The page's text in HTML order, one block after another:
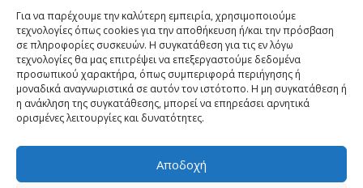
Για να παρέχουμε την καλύτερη εμπειρία, χρησιμοποιούμε
τεχνολογίες όπως cookies για την αποθήκευση ή/και την πρόσβαση
σε πληροφορίες συσκευών. Η συγκατάθεση για τις εν λόγω
τεχνολογίες θα μας επιτρέψει να επεξεργαστούμε δεδομένα
προσωπικού χαρακτήρα, όπως συμπεριφορά περιήγησης ή
μοναδικά αναγνωριστικά σε αυτόν τον ιστότοπο. Η μη συγκατάθεση ή
η ανάκληση της συγκατάθεσης, μπορεί να επηρεάσει αρνητικά
ορισμένες λειτουργίες και δυνατότητες.
Αποδοχή
NEWSLETTER
----------------------